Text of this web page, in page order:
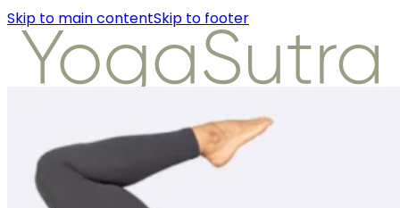
Skip to main contentSkip to footer
About Us
Instructors
Class Detail